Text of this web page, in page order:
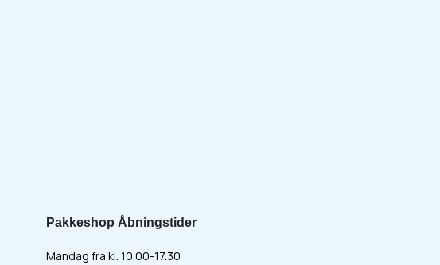
Pakkeshop Åbningstider
Mandag fra kl. 10.00-17.30